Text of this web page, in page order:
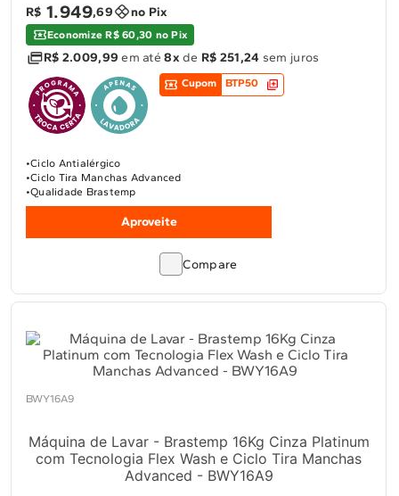
R$ 1.949,69 no Pix
Economize R$ 60,30 no Pix
R$ 2.009,99 em até8x de R$ 251,24 sem juros
Cupom BTP50
Ciclo Antialérgico
Ciclo Tira Manchas Advanced
Qualidade Brastemp
Aproveite
Compare
BWY16A9
Máquina de Lavar - Brastemp 16Kg Cinza Platinum
com Tecnologia Flex Wash e Ciclo Tira Manchas
Advanced - BWY16A9